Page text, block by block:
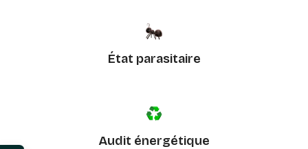
État parasitaire
Audit énergétique